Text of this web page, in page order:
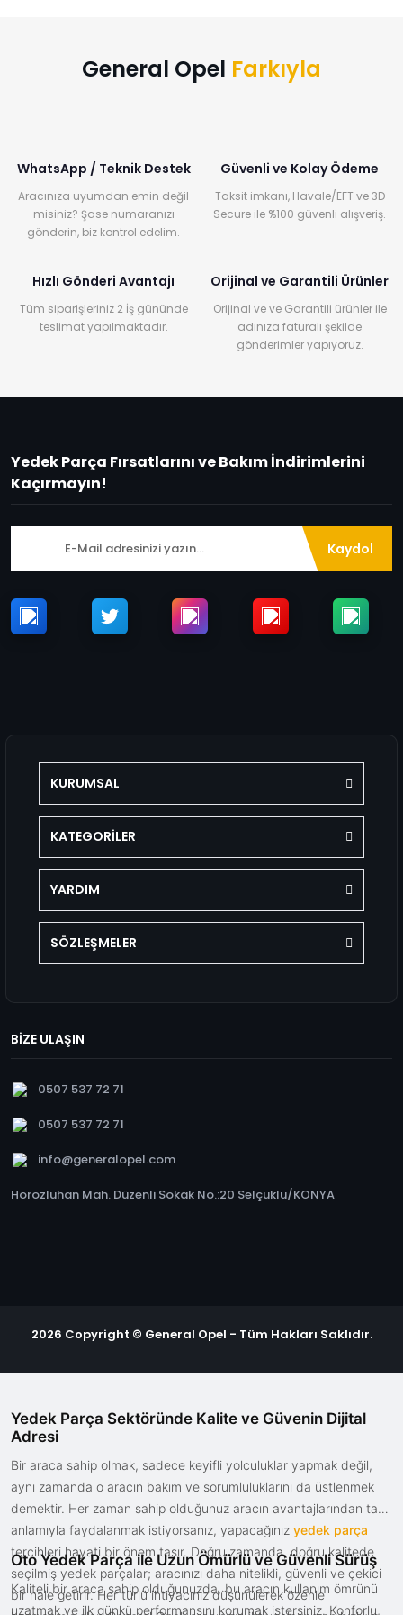
General Opel Farkıyla
WhatsApp / Teknik Destek
Aracınıza uyumdan emin değil
misiniz? Şase numaranızı
gönderin, biz kontrol edelim.
Güvenli ve Kolay Ödeme
Taksit imkanı, Havale/EFT ve 3D
Secure ile %100 güvenli alışveriş.
Hızlı Gönderi Avantajı
Tüm siparişleriniz 2 İş gününde
teslimat yapılmaktadır.
Orijinal ve Garantili Ürünler
Orijinal ve ve Garantili ürünler ile
adınıza faturalı şekilde
gönderimler yapıyoruz.
Yedek Parça Fırsatlarını ve Bakım İndirimlerini
Kaçırmayın!
Kaydol
KURUMSAL
KATEGORİLER
YARDIM
SÖZLEŞMELER
BİZE ULAŞIN
0507 537 72 71
0507 537 72 71
info@generalopel.com
Horozluhan Mah. Düzenli Sokak No.:20 Selçuklu/KONYA
2026 Copyright © General Opel - Tüm Hakları Saklıdır.
Yedek Parça Sektöründe Kalite ve Güvenin Dijital
Adresi
Bir araca sahip olmak, sadece keyifli yolculuklar yapmak değil,
aynı zamanda o aracın bakım ve sorumluluklarını da üstlenmek
demektir. Her zaman sahip olduğunuz aracın avantajlarından tam
anlamıyla faydalanmak istiyorsanız, yapacağınız yedek parça
tercihleri hayati bir önem taşır. Doğru zamanda, doğru kalitede
seçilmiş yedek parçalar; aracınızı daha nitelikli, güvenli ve çekici
bir hale getirir. Her türlü ihtiyacınız düşünülerek özenle
Oto Yedek Parça ile Uzun Ömürlü ve Güvenli Sürüş
Kaliteli bir araca sahip olduğunuzda, bu aracın kullanım ömrünü
uzatmak ve ilk günkü performansını korumak istersiniz. Konforlu,